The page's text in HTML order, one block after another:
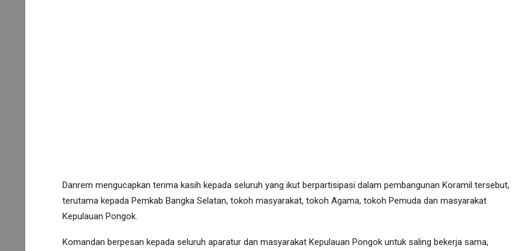
Danrem mengucapkan terima kasih kepada seluruh yang ikut berpartisipasi dalam pembangunan Koramil tersebut,
terutama kepada Pemkab Bangka Selatan, tokoh masyarakat, tokoh Agama, tokoh Pemuda dan masyarakat
Kepulauan Pongok.
Komandan berpesan kepada seluruh aparatur dan masyarakat Kepulauan Pongok untuk saling bekerja sama,